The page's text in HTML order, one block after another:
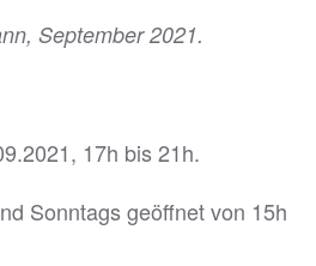
September 2021.
17h bis 21h.
Sonntags geöffnet von 15h